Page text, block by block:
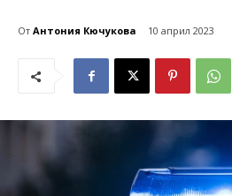
От Антония Кючукова 10 април 2023